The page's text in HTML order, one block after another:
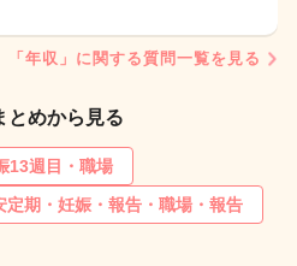
「年収」に関する質問一覧を見る
とめから見る
13週目・職場
定期・妊娠・報告・職場・報告